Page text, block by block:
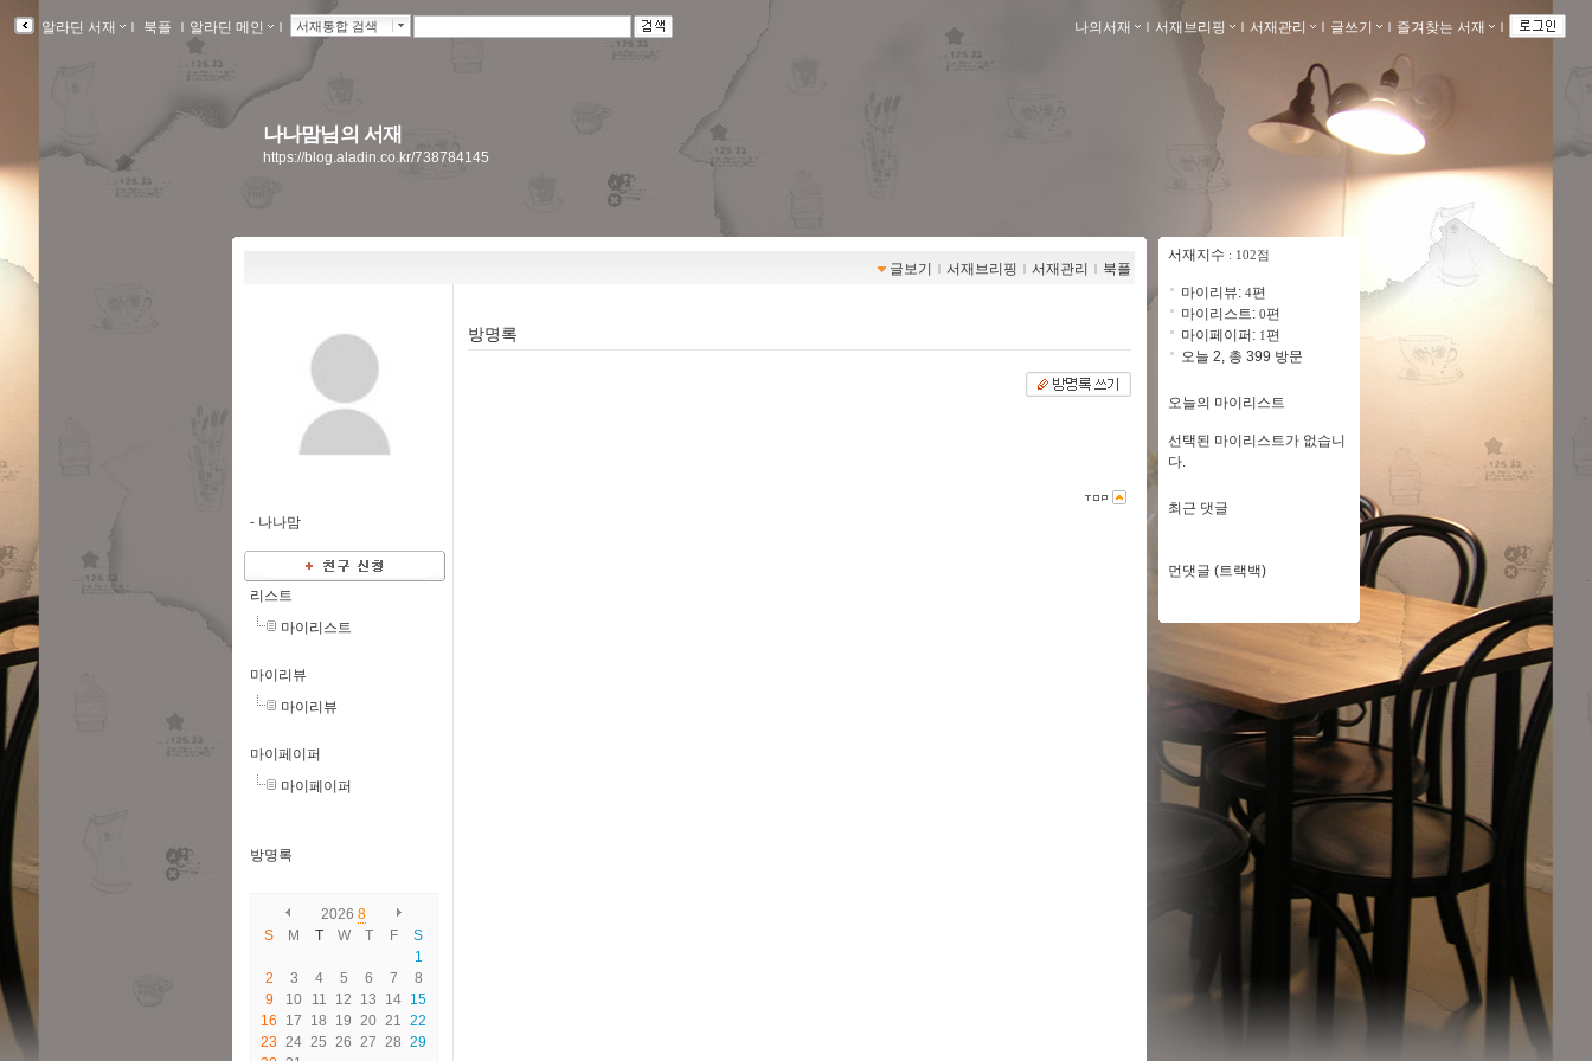
알라딘 서재 ｌ 북플 ｌ 알라딘 메인 ｌ 서재통합 검색 나의서재 ｌ 서재브리핑 ｌ 서재관리 ｌ 글쓰기 ｌ 즐겨찾는 서재 ｌ
나나맘님의 서재
https://blog.aladin.co.kr/738784145
글보기 ｌ 서재브리핑 ｌ 서재관리 ｌ 북플
- 나나맘
리스트
마이리스트
마이리뷰
마이리뷰
마이페이퍼
마이페이퍼
방명록
2026 8
S
M T W T F
S
1
2
3 4 5 6 7
8
9
10 11 12 13 14 15
16
17 18 19 20 21 22
23 24 25 26 27 28 29
방명록
서재지수 : 102점
마이리뷰: 4편
마이리스트: 0편
마이페이퍼: 1편
오늘 2, 총 399 방문
오늘의 마이리스트
선택된 마이리스트가 없습니
다.
최근 댓글
먼댓글 (트랙백)